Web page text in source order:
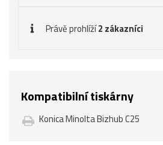
Právě prohlíží2 zákazníci
Kompatibilní tiskárny
Konica Minolta Bizhub C25